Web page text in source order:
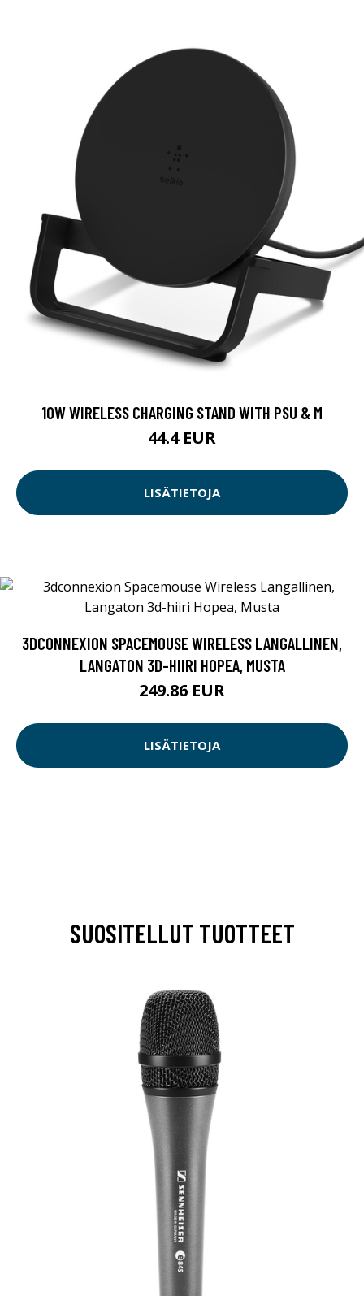
10W WIRELESS CHARGING STAND WITH PSU & M
44.4 EUR
LISÄTIETOJA
3DCONNEXION SPACEMOUSE WIRELESS LANGALLINEN,
LANGATON 3D-HIIRI HOPEA, MUSTA
249.86 EUR
LISÄTIETOJA
SUOSITELLUT TUOTTEET